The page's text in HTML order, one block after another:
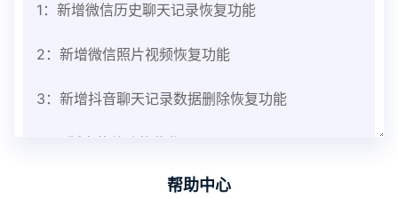
1：新增微信历史聊天记录恢复功能
2：新增微信照片视频恢复功能
3：新增抖音聊天记录数据删除恢复功能
1：优化监控终端从当前监控界面切换其他被控端手
帮助中心